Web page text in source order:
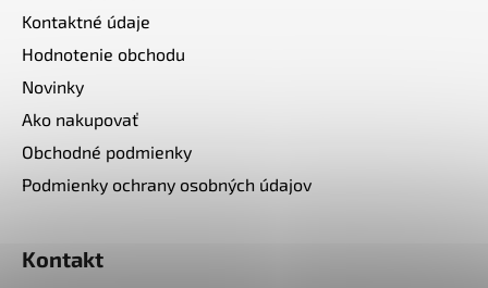
Kontaktné údaje
Hodnotenie obchodu
Novinky
Ako nakupovať
Obchodné podmienky
Podmienky ochrany osobných údajov
Kontakt